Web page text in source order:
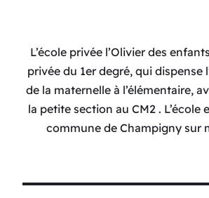
L’école privée l’Olivier des
privée du 1er degré, qui dispense
de la maternelle à l’élémentaire,
la petite section au CM2 . L’école
commune de Champigny sur